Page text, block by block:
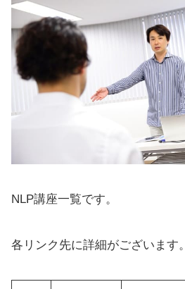
NLP講座一覧です。
各リンク先に詳細がございます。